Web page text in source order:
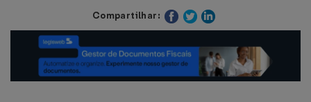
Compartilhar: